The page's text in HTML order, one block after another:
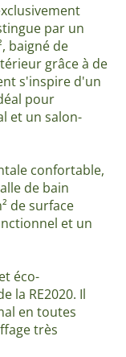
par un
baigné de
grâce à de
s'inspire d'un
pour
et un salon-
confortable,
de bain
de surface
et un
éco-
la RE2020. Il
en toutes
très